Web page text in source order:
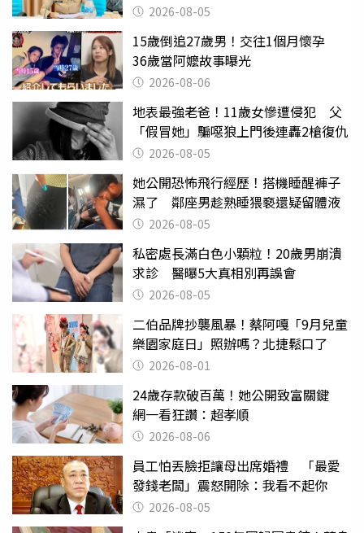
2026-08-05
15歲倒追27歲男！交往1個月懷孕
36歲當阿嬤故事曝光
2026-08-06
地表最強老爸！11歲女慘遭侵犯 父
「假冒她」騙噁狼上門後連轟2槍復仇
2026-08-05
她公開恐怖飛行經歷！搭機睡醒褲子
濕了 鄰座男趁熟睡猥褻還疑留體液
2026-08-05
私密處長滿白色小顆粒！20歲男崩潰
求診 醫曝5大真相別再誤會
2026-08-05
二伯品牌抄襲風暴！蔡阿嘎「9月兒童
樂園家庭日」照辦嗎？北捷鬆口了
2026-08-01
24歲存款破百萬！她公開致富關鍵
網一看狂讚：超孝順
2026-08-06
員工怕丟臉拒讓母出席婚禮 「最愛
發錢老闆」震怒開除：我看不起你
2026-08-05